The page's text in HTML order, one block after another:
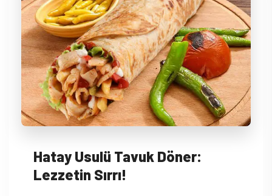
Hatay Usulü Tavuk Döner:
Lezzetin Sırrı!